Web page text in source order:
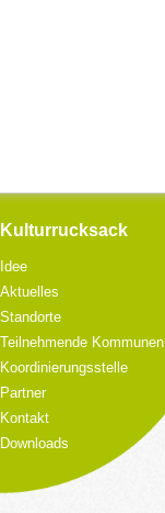
Kulturrucksack
Idee
Aktuelles
Standorte
Teilnehmende Kommunen
Koordinierungsstelle
Partner
Kontakt
Downloads